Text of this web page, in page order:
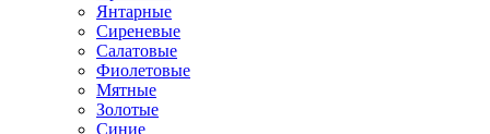
Янтарные
Сиреневые
Салатовые
Фиолетовые
Мятные
Золотые
Синие